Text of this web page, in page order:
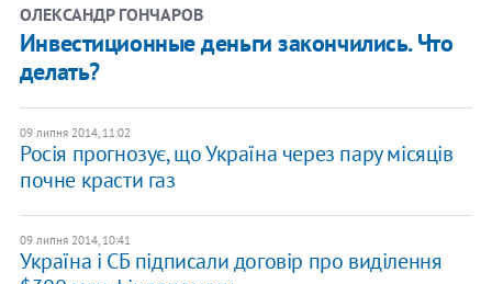
ОЛЕКСАНДР ГОНЧАРОВ
Инвестиционные деньги закончились. Что
делать?
09 липня 2014, 11:02
Росія прогнозує, що Україна через пару місяців
почне красти газ
09 липня 2014, 10:41
Україна і СБ підписали договір про виділення